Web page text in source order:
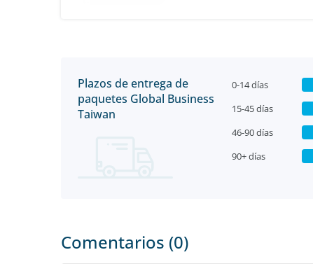
Plazos de entrega de
paquetes Global Business
Taiwan
0-14 días
15-45 días
46-90 días
90+ días
Comentarios (0)